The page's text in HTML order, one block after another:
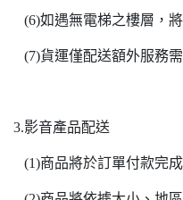
(6)如遇無電梯之樓層，
(7)貨運僅配送額外服務
3.影音產品配送
(1)商品將於訂單付款完